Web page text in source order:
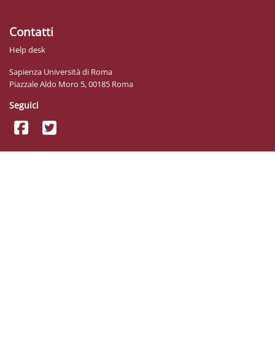
Contatti
Help desk
Sapienza Università di Roma
Piazzale Aldo Moro 5, 00185 Roma
Seguici